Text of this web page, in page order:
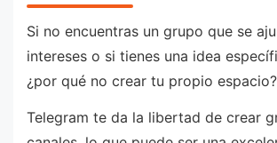
Si no encuentras un grupo que se
intereses o si tienes una idea
¿por qué no crear tu propio espacio?
Telegram te da la libertad de crear